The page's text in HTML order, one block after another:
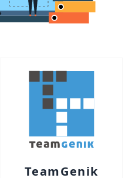
TeamGenik